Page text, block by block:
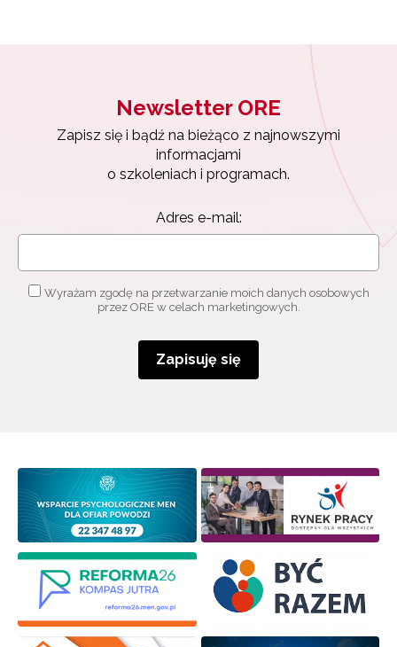
Newsletter ORE
Zapisz się i bądź na bieżąco z najnowszymi
informacjami
o szkoleniach i programach.
Adres e-mail:
Wyrażam zgodę na przetwarzanie moich danych osobowych
przez ORE w celach marketingowych.
Zapisuję się